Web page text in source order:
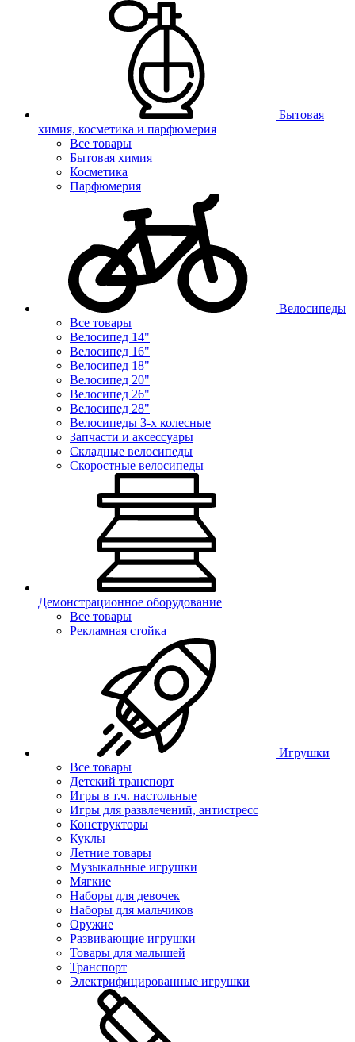
Бытовая
химия, косметика и парфюмерия
Все товары
Бытовая химия
Косметика
Парфюмерия
Велосипеды
Все товары
Велосипед 14"
Велосипед 16"
Велосипед 18"
Велосипед 20"
Велосипед 26"
Велосипед 28"
Велосипеды 3-х колесные
Запчасти и аксессуары
Складные велосипеды
Скоростные велосипеды
Демонстрационное оборудование
Все товары
Рекламная стойка
Игрушки
Все товары
Детский транспорт
Игры в т.ч. настольные
Игры для развлечений, антистресс
Конструкторы
Куклы
Летние товары
Музыкальные игрушки
Мягкие
Наборы для девочек
Наборы для мальчиков
Оружие
Развивающие игрушки
Товары для малышей
Транспорт
Электрифицированные игрушки